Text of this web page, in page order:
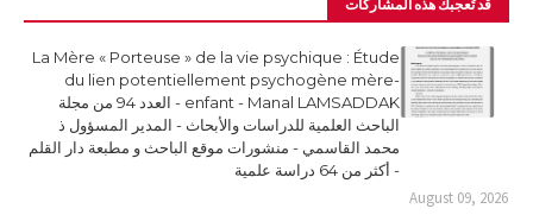
قد تُعجبك هذه المشاركات
La Mère « Porteuse » de la vie psychique : Étude
du lien potentiellement psychogène mère-
enfant - Manal LAMSADDAK - العدد 94 من مجلة
الباحث العلمية للدراسات والأبحاث - المدير المسؤول ذ
محمد القاسمي - منشورات موقع الباحث و مطبعة دار القلم
- أكثر من 64 دراسة علمية
August 09, 2026